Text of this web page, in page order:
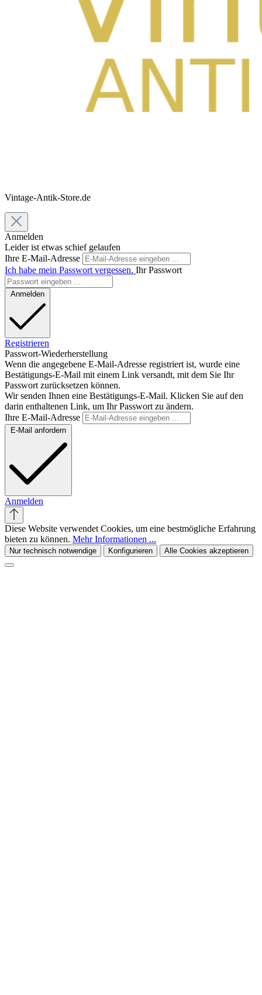
Vintage-Antik-Store.de
Anmelden
Leider ist etwas schief gelaufen
Ihre E-Mail-Adresse
Ich habe mein Passwort vergessen. Ihr Passwort
Anmelden
Registrieren
Passwort-Wiederherstellung
Wenn die angegebene E-Mail-Adresse registriert ist, wurde eine
Bestätigungs-E-Mail mit einem Link versandt, mit dem Sie Ihr
Passwort zurücksetzen können.
Wir senden Ihnen eine Bestätigungs-E-Mail. Klicken Sie auf den
darin enthaltenen Link, um Ihr Passwort zu ändern.
Ihre E-Mail-Adresse
E-Mail anfordern
Anmelden
Diese Website verwendet Cookies, um eine bestmögliche Erfahrung
bieten zu können. Mehr Informationen ...
Nur technisch notwendige Konfigurieren Alle Cookies akzeptieren